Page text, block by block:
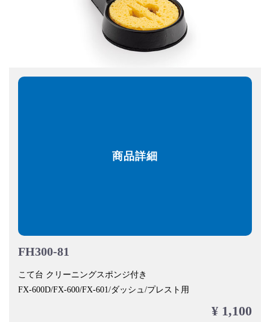
商品詳細
FH300-81
こて台 クリーニングスポンジ付き
FX-600D/FX-600/FX-601/ダッシュ/プレスト用
¥ 1,100